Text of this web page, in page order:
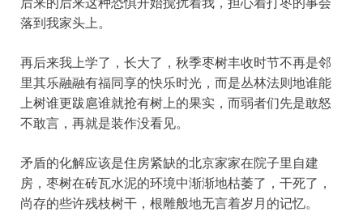
落到我家头上。
再后来我上学了，长大了，秋季枣树丰收时节不再是邻
里其乐融融有福同享的快乐时光，而是丛林法则地谁能
上树谁更跋扈谁就抢有树上的果实，而弱者们先是敢怒
不敢言，再就是装作没看见。
矛盾的化解应该是住房紧缺的北京家家在院子里自建
房，枣树在砖瓦水泥的环境中渐渐地枯萎了，干死了，
尚存的些许残枝树干，根雕般地无言着岁月的记忆。